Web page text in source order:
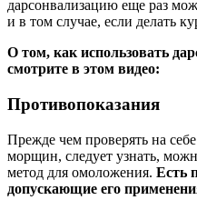
дарсонвализацию еще раз
и в том случае, если делать
О том, как использовать
смотрите в этом видео:
Противопоказания
Прежде чем проверять на
морщин, следует узнать,
метод для омоложения. Есть
допускающие его